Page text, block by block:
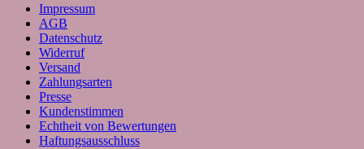
Impressum
AGB
Datenschutz
Widerruf
Versand
Zahlungsarten
Presse
Kundenstimmen
Echtheit von Bewertungen
Haftungsausschluss